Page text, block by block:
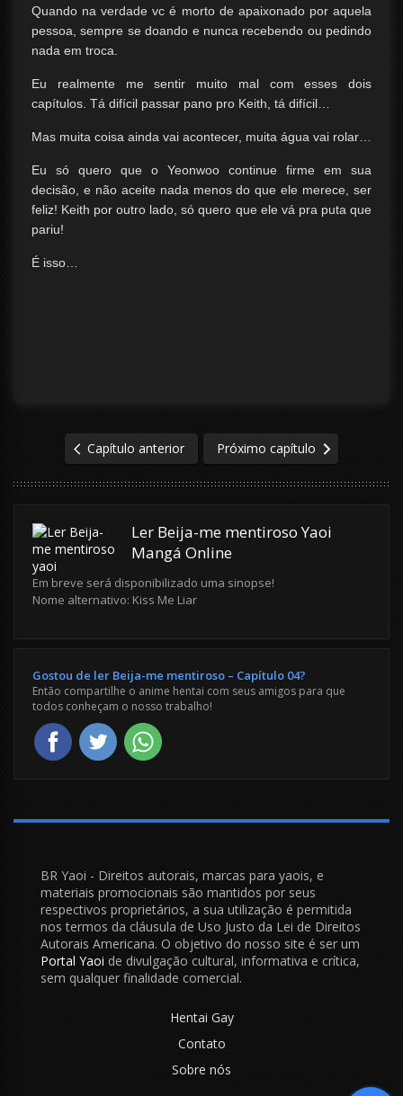
Quando na verdade vc é morto de apaixonado por aquela
pessoa, sempre se doando e nunca recebendo ou pedindo
nada em troca.
Eu realmente me sentir muito mal com esses dois
capítulos. Tá difícil passar pano pro Keith, tá difícil…
Mas muita coisa ainda vai acontecer, muita água vai rolar…
Eu só quero que o Yeonwoo continue firme em sua
decisão, e não aceite nada menos do que ele merece, ser
feliz! Keith por outro lado, só quero que ele vá pra puta que
pariu!
É isso…
Capítulo anterior Próximo capítulo
Ler Beija-me mentiroso Yaoi
Mangá Online
Em breve será disponibilizado uma sinopse!
Nome alternativo: Kiss Me Liar
Gostou de ler Beija-me mentiroso – Capítulo 04?
Então compartilhe o anime hentai com seus amigos para que
todos conheçam o nosso trabalho!
BR Yaoi - Direitos autorais, marcas para yaois, e
materiais promocionais são mantidos por seus
respectivos proprietários, a sua utilização é permitida
nos termos da cláusula de Uso Justo da Lei de Direitos
Autorais Americana. O objetivo do nosso site é ser um
Portal Yaoi de divulgação cultural, informativa e crítica,
sem qualquer finalidade comercial.
Hentai Gay
Contato
Sobre nós